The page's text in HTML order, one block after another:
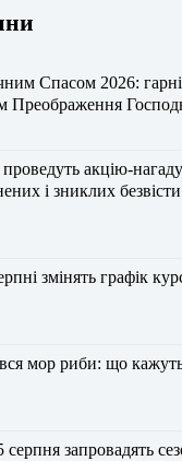
Спасом 2026: гарні
Преображення
акцію-
і зниклих безвісти
змінять графік
мор риби: що
запровадять